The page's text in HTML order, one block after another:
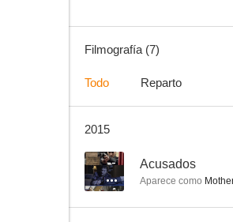
Filmografía (7)
Todo Reparto
2015
-- Acusados
Aparece como